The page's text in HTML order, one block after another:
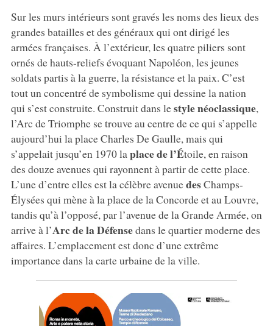
Sur les murs intérieurs sont gravés les noms des lieux des
grandes batailles et des généraux qui ont dirigé les
armées françaises. À l’extérieur, les quatre piliers sont
ornés de hauts-reliefs évoquant Napoléon, les jeunes
soldats partis à la guerre, la résistance et la paix. C’est
tout un concentré de symbolisme qui dessine la nation
qui s’est construite. Construit dans lestyle néoclassique,
l’Arc de Triomphe se trouve au centre de ce qui s’appelle
aujourd’hui la place Charles De Gaulle, mais qui
s’appelait jusqu’en 1970 la place de l’Étoile, en raison
des douze avenues qui rayonnent à partir de cette place.
L’une d’entre elles est la célèbre avenuedesChamps-
Élysées qui mène à la place de la Concorde et au Louvre,
tandis qu’à l’opposé, par l’avenue de la Grande Armée, on
arrive à l’Arc de la Défensedans le quartier moderne des
affaires. L’emplacement est donc d’une extrême
importance dans la carte urbaine de la ville.